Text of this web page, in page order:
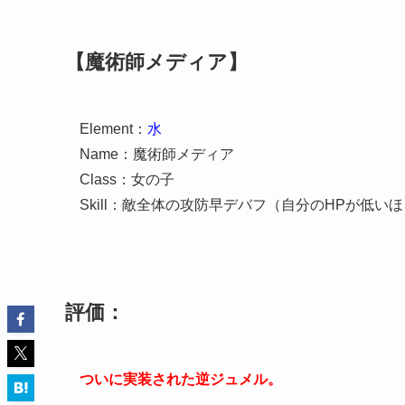
【魔術師メディア】
Element： 水
Name：魔術師メディア
Class：女の子
Skill：敵全体の攻防早デバフ（自分のHPが低いほ
評価：
ついに実装された逆ジュメル。